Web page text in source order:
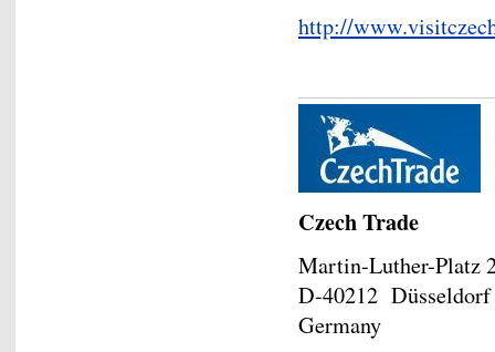
http://
Czech Trade
Martin-Luther-Platz
D-40212 Düsseldorf
Germany